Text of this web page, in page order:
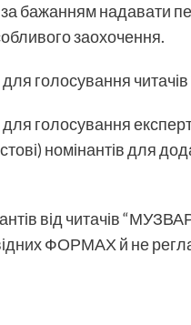
бажанням надавати
заохочення.
голосування
голосування
номінантів для
від читачів
ФОРМАХ й не